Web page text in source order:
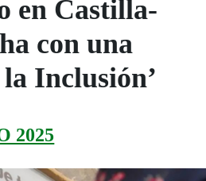
en Castilla-
con una
la Inclusión’
2025